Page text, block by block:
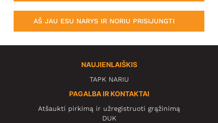
AŠ JAU ESU NARYS IR NORIU PRISIJUNGTI
NAUJIENLAIŠKIS
TAPK NARIU
PAGALBA IR KONTAKTAI
Atšaukti pirkimą ir užregistruoti grąžinimą
DUK